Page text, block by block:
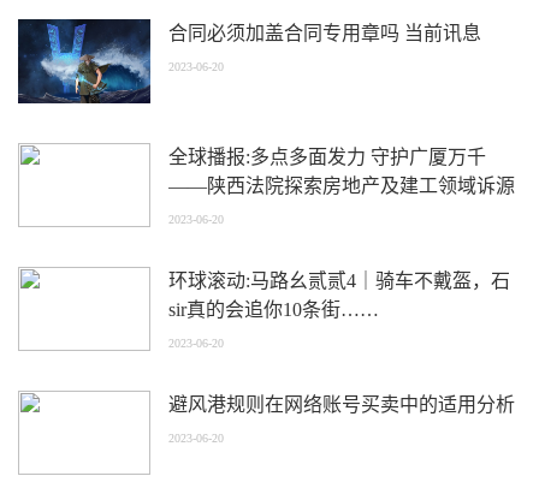
合同必须加盖合同专用章吗 当前讯息
2023-06-20
全球播报:多点多面发力 守护广厦万千
——陕西法院探索房地产及建工领域诉源
治理
2023-06-20
环球滚动:马路幺贰贰4｜骑车不戴盔，石
sir真的会追你10条街……
2023-06-20
避风港规则在网络账号买卖中的适用分析
2023-06-20